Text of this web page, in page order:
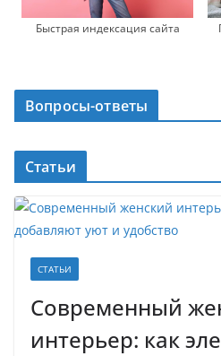
Быстрая индексация сайта
Вопросы-ответы
Статьи
СТАТЬИ
Современный
интерьер: как